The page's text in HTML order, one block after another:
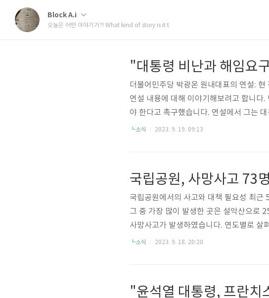
Block A.i
오늘은 어떤 이야기가?! What kind of story is it t
더불어민주당 박광온 원내대표의 연설:
연설 내용에 대해 이야기해보려고 합니다
야 한다고 촉구했습니다. 연설에서 그는
해임과 내각 총사퇴를 요구했습니다. 이
┗소식 2023. 9. 19. 09:13
국립공원에서의 사고와 대책 필요성 최
그 중 가장 많이 발생한 곳은 설악산으로
사망사고가 발생하였습니다. 연도별로
131명이었습니다. 특히, 북한산에서는 심
┗소식 2023. 9. 18. 20:20